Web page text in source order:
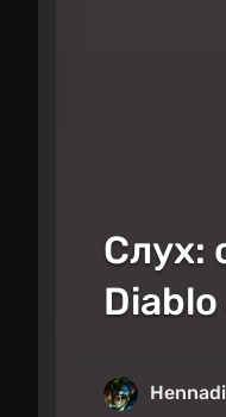
Слух:
Diablo